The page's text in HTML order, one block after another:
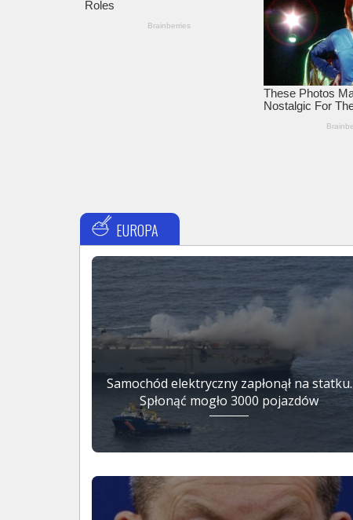
EUROPA
Samochód elektryczny zapłonął na statku.
Spłonąć mogło 3000 pojazdów